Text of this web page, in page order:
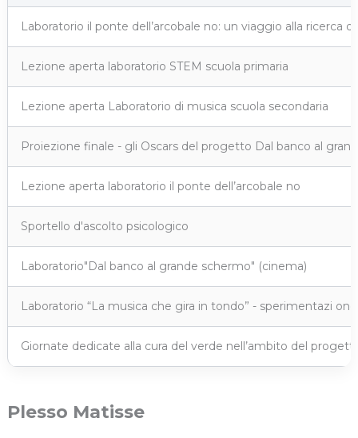
Laboratorio il ponte dell’arcobale no: un viaggio alla ricerca
Lezione aperta laboratorio STEM scuola primaria
Lezione aperta Laboratorio di musica scuola secondaria
Proiezione finale - gli Oscars del progetto Dal banco al
Lezione aperta laboratorio il ponte dell’arcobale no
Sportello d'ascolto psicologico
Laboratorio"Dal banco al grande schermo" (cinema)
Laboratorio “La musica che gira in tondo” - sperimentazi
Giornate dedicate alla cura del verde nell’ambito del
Plesso Matisse